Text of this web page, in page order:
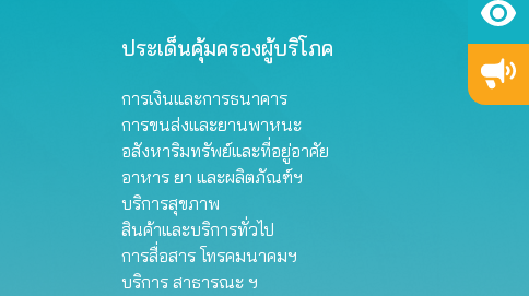
ประเด็นคุ้มครองผู้บริโภค
การเงินและการธนาคาร
การขนส่งและยานพาหนะ
อสังหาริมทรัพย์และที่อยู่อาศัย
อาหาร ยา และผลิตภัณฑ์ฯ
บริการสุขภาพ
สินค้าและบริการทั่วไป
การสื่อสาร โทรคมนาคมฯ
บริการ สาธารณะ ฯ